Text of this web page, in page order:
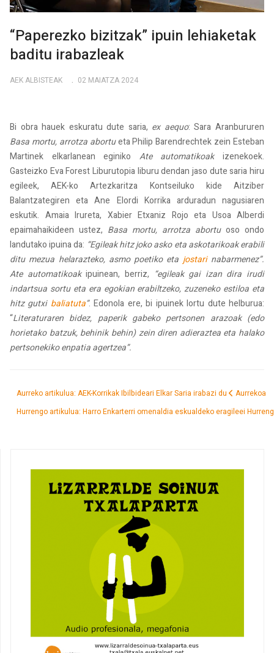
“Paperezko bizitzak” ipuin lehiaketak
baditu irabazleak
AEK ALBISTEAK 02 MAIATZA 2024
Bi obra hauek eskuratu dute saria, ex aequo: Sara Aranbururen
Basa mortu, arrotza abortueta Philip Barendrechtek zein Esteban
Martinek elkarlanean eginiko Ate automatikoakizenekoek.
Gasteizko Eva Forest Liburutopia liburu dendan jaso dute saria hiru
egileek, AEK-ko Artezkaritza Kontseiluko kide Aitziber
Balantzategiren eta Ane Elordi Korrika arduradun nagusiaren
eskutik. Amaia Irureta, Xabier Etxaniz Rojo eta Usoa Alberdi
epaimahaikideen ustez, Basa mortu, arrotza abortuoso ondo
landutako ipuina da: “Egileak hitz joko asko eta askotarikoak erabili
ditu mezua helarazteko, asmo poetiko eta jostarinabarmenez”.
Ate automatikoakipuinean, berriz, “egileak gai izan dira irudi
indartsua sortu eta era egokian erabiltzeko, zuzeneko estiloa eta
hitz gutxi baliatuta”. Edonola ere, bi ipuinek lortu dute helburua:
“Literaturaren bidez, paperik gabeko pertsonen arazoak (edo
horietako batzuk, behinik behin) zein diren adieraztea eta halako
pertsonekiko enpatia agertzea”.
Aurreko artikulua: AEK-Korrikak Ibilbideari Elkar Saria irabazi du
Aurrekoa
Hurrengo artikulua: Harro Enkarterri omenaldia eskualdeko eragileei